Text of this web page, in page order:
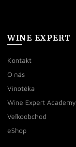
WINE EXPERT
Kontakt
O nás
Vínotéka
Wine Expert Academy
Veľkoobchod
eShop